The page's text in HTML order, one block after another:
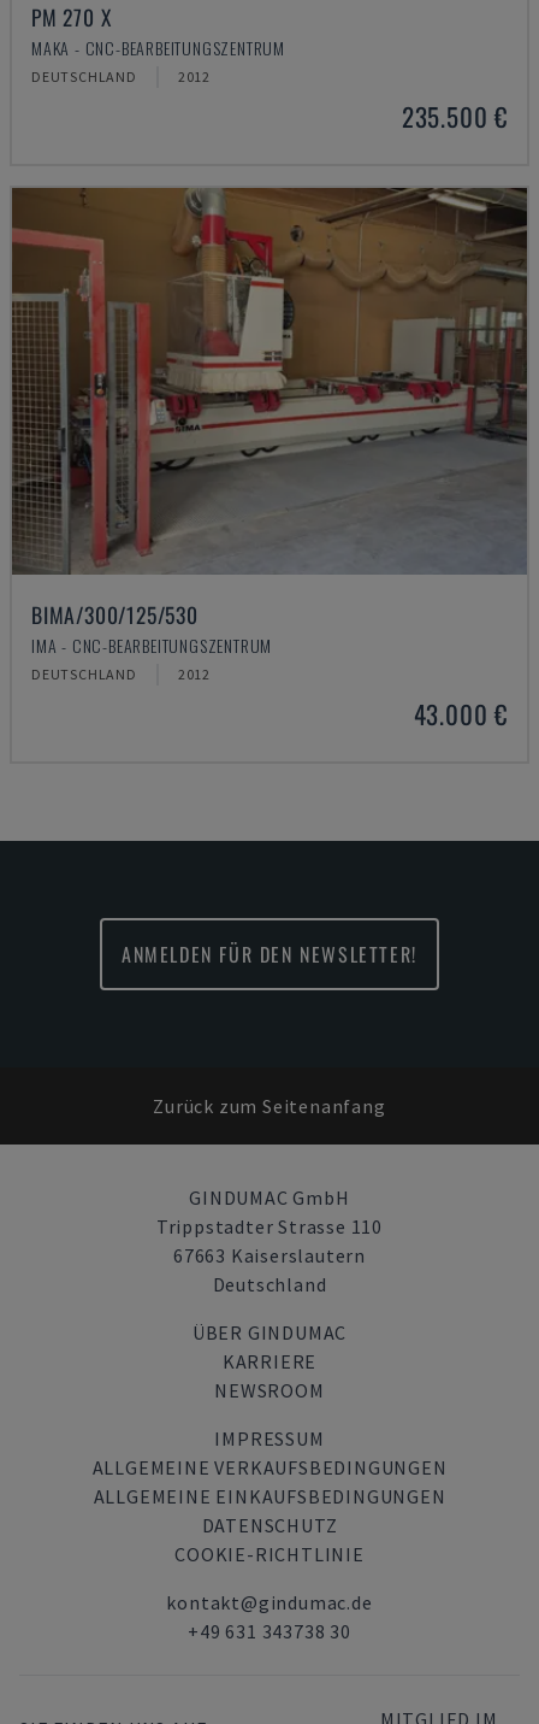
PM 270 X
MAKA - CNC-BEARBEITUNGSZENTRUM
DEUTSCHLAND 2012
235.500 €
BIMA/300/125/530
IMA - CNC-BEARBEITUNGSZENTRUM
DEUTSCHLAND 2012
43.000 €
ANMELDEN FÜR DEN NEWSLETTER!
Zurück zum Seitenanfang
GINDUMAC GmbH
Trippstadter Strasse 110
67663 Kaiserslautern
Deutschland
ÜBER GINDUMAC
KARRIERE
NEWSROOM
IMPRESSUM
ALLGEMEINE VERKAUFSBEDINGUNGEN
ALLGEMEINE EINKAUFSBEDINGUNGEN
DATENSCHUTZ
COOKIE-RICHTLINIE
kontakt@gindumac.de
+49 631 343738 30
MITGLIED IM